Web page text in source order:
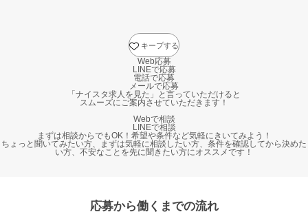
キープする
Web応募
LINEで応募
電話で応募
メールで応募
「ナイスタ求人を見た」と言っていただけると
スムーズにご案内させていただきます！
Webで相談
LINEで相談
まずは相談からでもOK！希望や条件など気軽にきいてみよう！
ちょっと聞いてみたい方、まずは気軽に相談したい方、条件を確認してから決めた
い方、不安なことを先に聞きたい方にオススメです！
応募から働くまでの流れ